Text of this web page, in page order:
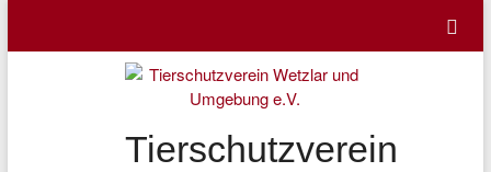
content
Tierschutzverein